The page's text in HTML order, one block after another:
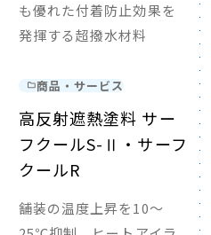
も優れた付着防止効果を
発揮する超撥水材料
商品・サービス
高反射遮熱塗料 サー
フクールS-Ⅱ・サーフ
クールR
舗装の温度上昇を10～